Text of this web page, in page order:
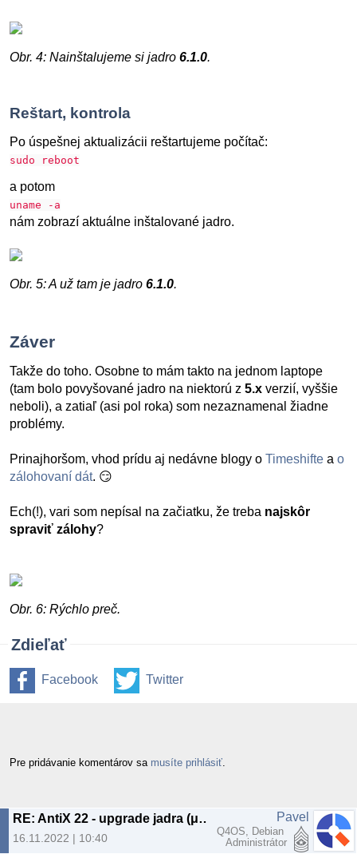
Obr. 4: Nainštalujeme si jadro 6.1.0.
Reštart, kontrola
Po úspešnej aktualizácii reštartujeme počítač:
sudo reboot
a potom
uname -a
nám zobrazí aktuálne inštalované jadro.
Obr. 5: A už tam je jadro 6.1.0.
Záver
Takže do toho. Osobne to mám takto na jednom laptope
(tam bolo povyšované jadro na niektorú z 5.x verzií, vyššie
neboli), a zatiaľ (asi pol roka) som nezaznamenal žiadne
problémy.
Prinajhoršom, vhod prídu aj nedávne blogy o Timeshifte a o
zálohovaní dát. 😏
Ech(!), vari som nepísal na začiatku, že treba najskôr
spraviť zálohy?
Obr. 6: Rýchlo preč.
Zdieľať
Facebook Twitter
Pre pridávanie komentárov sa musíte prihlásiť
RE: AntiX 22 - upgrade jadra (μblog)
16.11.2022 | 10:40
Pavel
Q4OS, Debian
Administrátor